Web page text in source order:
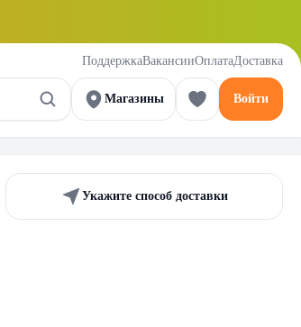
ПоддержкаВакансииОплатаДоставка
Магазины Войти
Укажите способ доставки